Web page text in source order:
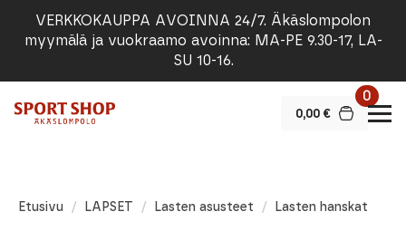
VERKKOKAUPPA AVOINNA 24/7. Äkäslompolon
myymälä ja vuokraamo avoinna: MA-PE 9.30-17, LA-
SU 10-16.
0,00 €
0
Etusivu LAPSET Lasten asusteet Lasten hanskat